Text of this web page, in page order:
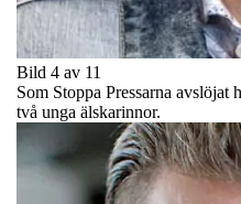
Bild 4 av 11
Som Stoppa Pressarna avslöjat
två unga älskarinnor.